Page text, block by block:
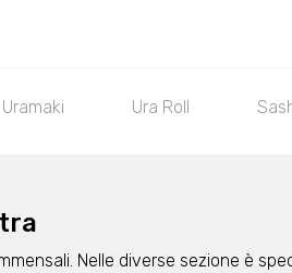
Uramaki Ura Roll
Nelle diverse sezione è